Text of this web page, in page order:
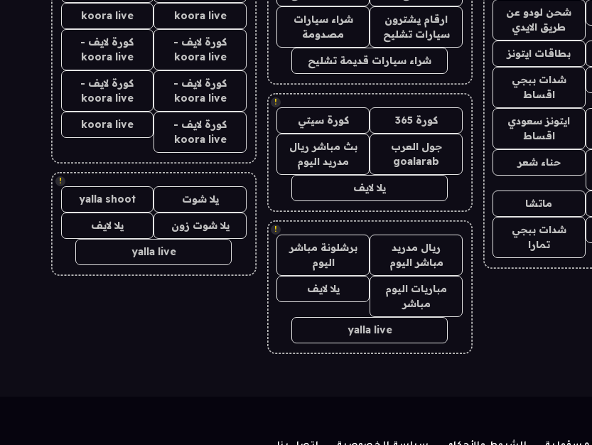
شحن لودو عن
طريق الايدي
بطاقات ايتونز
شدات ببجي
اقساط
ايتونز سعودي
اقساط
حناء شعر
ماتشا
شدات ببجي
تمارا
ارقام يشترون
سيارات تشليح
شراء سيارات
مصدومة
شراء سيارات قديمة تشليح
!
كورة 365 كورة سيتي
جول العرب
goalarab
بث مباشر ريال
مدريد اليوم
يلا لايف
!
ريال مدريد
مباشر اليوم
برشلونة مباشر
اليوم
مباريات اليوم
مباشر
يلا لايف
yalla live
koora live
koora live
كورة لايف -
koora live
كورة لايف -
koora live
كورة لايف -
koora live
كورة لايف -
koora live
كورة لايف -
koora live
koora live
!
يلا شوت yalla shoot
يلا شوت زون يلا لايف
yalla live